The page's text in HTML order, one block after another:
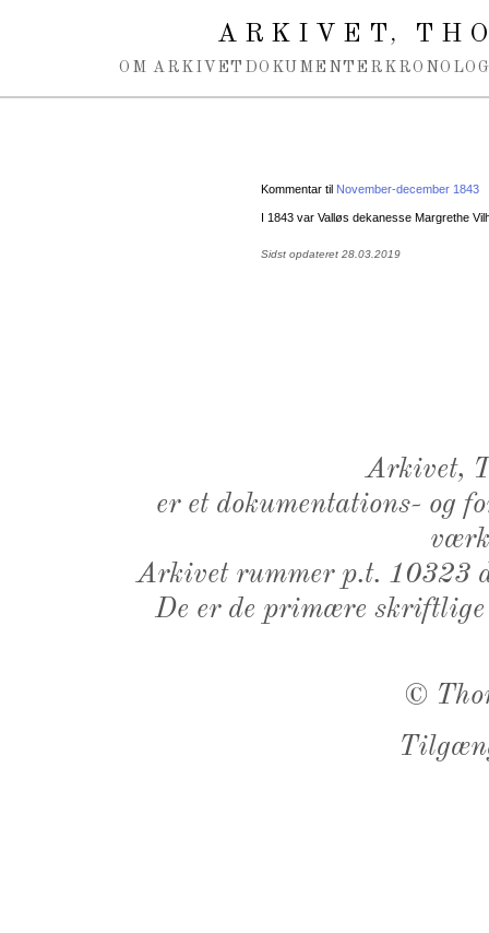
ARKIVET,
OM ARKIVET DOKUMENTER
Kommentar til November-december 1843
I 1843 var Valløs dekanesse Margrethe
Sidst opdateret 28.03.2019
Arkivet,
er et dokumentations- og
Arkivet rummer p.t. 10323
De er de primære
©